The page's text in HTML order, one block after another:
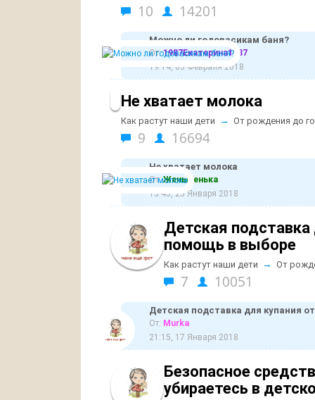
10 14201
Можно ли годовасикам баня?
От:1987Екатерина1987
19:14, 05 Февраля 2018
Не хватает молока
Как растут наши дети → От рождения до
9 16694
Не хватает молока
От:Женьшенька
15:45, 25 Января 2018
Детская
помощь в выборе
Как растут наши дети → От
7 10051
Детская подставка для купания
От: Murka
21:15, 17 Января 2018
Безопасное
убираетесь в